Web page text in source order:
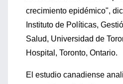
crecimiento epidémico",
Instituto de Políticas,
Salud, Universidad de
Hospital, Toronto, Ontario.
El estudio canadiense